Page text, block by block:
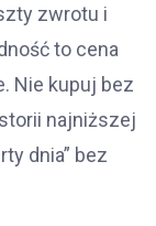
zwrotu i
to cena
Nie kupuj bez
najniższej
dnia” bez